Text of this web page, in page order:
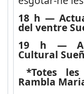
18 h —
del ventre
19 h —
Cultural
*Totes
Rambla